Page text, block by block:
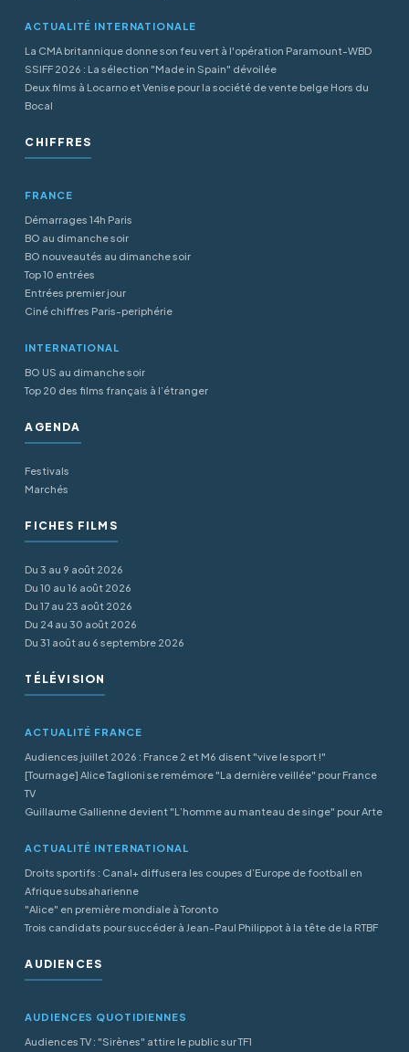
ACTUALITÉ INTERNATIONALE
La CMA britannique donne son feu vert à l'opération Paramount-WBD
SSIFF 2026 : La sélection "Made in Spain" dévoilée
Deux films à Locarno et Venise pour la société de vente belge Hors du
Bocal
CHIFFRES
FRANCE
Démarrages 14h Paris
BO au dimanche soir
BO nouveautés au dimanche soir
Top 10 entrées
Entrées premier jour
Ciné chiffres Paris-periphérie
INTERNATIONAL
BO US au dimanche soir
Top 20 des films français à l’étranger
AGENDA
Festivals
Marchés
FICHES FILMS
Du 3 au 9 août 2026
Du 10 au 16 août 2026
Du 17 au 23 août 2026
Du 24 au 30 août 2026
Du 31 août au 6 septembre 2026
TÉLÉVISION
ACTUALITÉ FRANCE
Audiences juillet 2026 : France 2 et M6 disent "vive le sport !"
[Tournage] Alice Taglioni se remémore "La dernière veillée" pour France
TV
Guillaume Gallienne devient "L’homme au manteau de singe" pour Arte
ACTUALITÉ INTERNATIONAL
Droits sportifs : Canal+ diffusera les coupes d’Europe de football en
Afrique subsaharienne
"Alice" en première mondiale à Toronto
Trois candidats pour succéder à Jean-Paul Philippot à la tête de la RTBF
AUDIENCES
AUDIENCES QUOTIDIENNES
Audiences TV : "Sirènes" attire le public sur TF1